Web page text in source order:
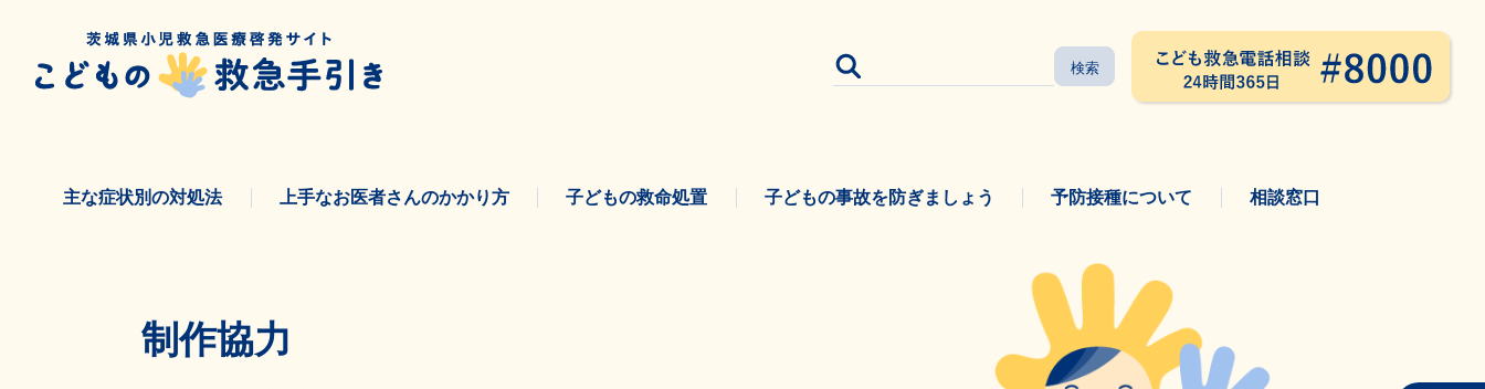
主な症状別の対処法 上手なお医者さんのかかり方 子どもの救命処置 子どもの事故を防ぎましょう 予防接種について 相談窓口
制作協力